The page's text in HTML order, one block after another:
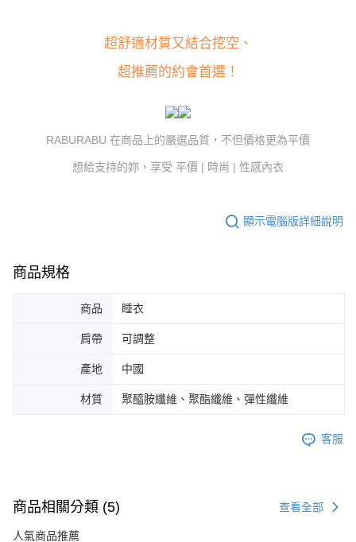
超舒適材質又結合挖空、
超推薦的約會首選！
RABURABU 在商品上的嚴選品質，不但價格更為平價
想給支持的妳，享受 平價 | 時尚 | 性感內衣
顯示電腦版詳細說明
商品規格
商品 睡衣
肩帶 可調整
產地 中國
材質 聚醯胺纖維、聚酯纖維、彈性纖維
客服
商品相關分類 (5) 查看全部
人氣商品推薦